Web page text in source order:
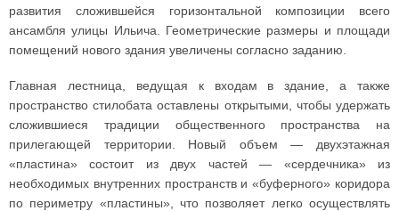
развития сложившейся горизонтальной композиции всего
ансамбля улицы Ильича. Геометрические размеры и площади
помещений нового здания увеличены согласно заданию.
Главная лестница, ведущая к входам в здание, а также
пространство стилобата оставлены открытыми, чтобы удержать
сложившиеся традиции общественного пространства на
прилегающей территории. Новый объем — двухэтажная
«пластина» состоит из двух частей — «сердечника» из
необходимых внутренних пространств и «буферного» коридора
по периметру «пластины», что позволяет легко осуществлять